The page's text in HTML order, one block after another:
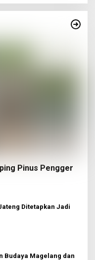
Pinus Pengger
Ditetapkan Jadi
Budaya Magelang dan